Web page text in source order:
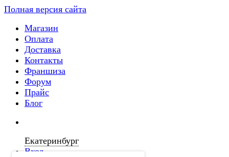
Полная версия сайта
Магазин
Оплата
Доставка
Контакты
Франшиза
Форум
Прайс
Блог
Екатеринбург
Вход